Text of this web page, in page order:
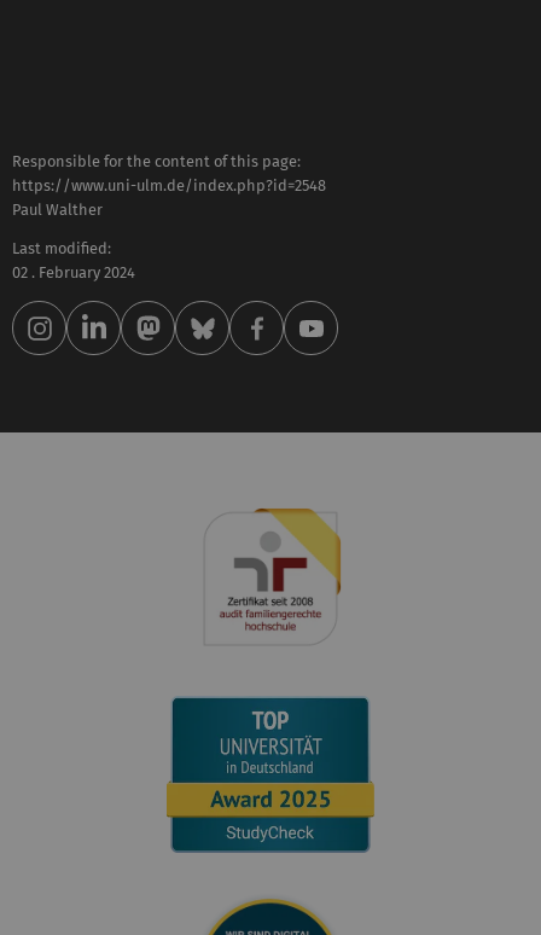
Responsible for the content of this page:
https://www.uni-ulm.de/index.php?id=2548
Paul Walther
Last modified:
02 . February 2024